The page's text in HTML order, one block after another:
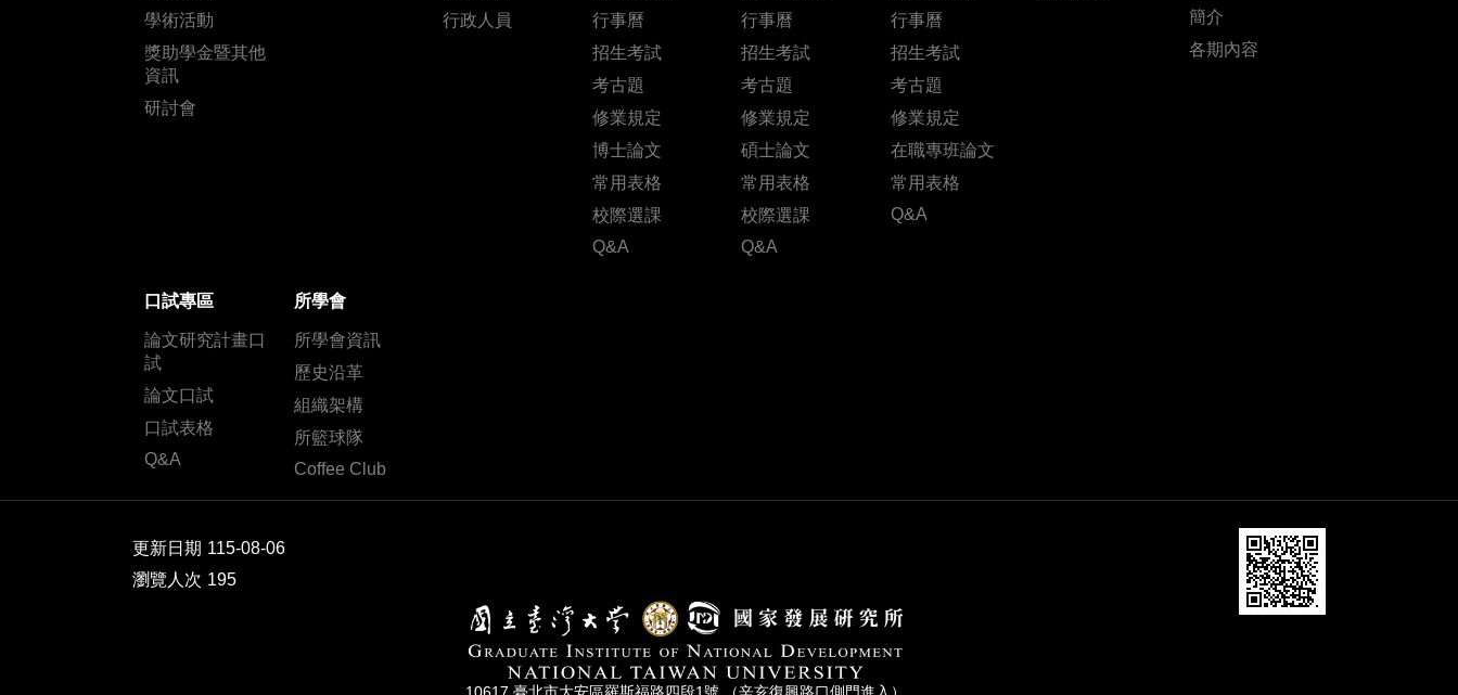
學術活動
獎助學金暨其他
資訊
研討會
行政人員
行事曆
招生考試
考古題
修業規定
博士論文
常用表格
校際選課
Q&A
行事曆
招生考試
考古題
修業規定
碩士論文
常用表格
校際選課
Q&A
行事曆
招生考試
考古題
修業規定
在職專班論文
常用表格
Q&A
簡介
各期內容
口試專區
論文研究計畫口
試
論文口試
口試表格
Q&A
所學會
所學會資訊
歷史沿革
組織架構
所籃球隊
Coffee Club
更新日期 115-08-06
瀏覽人次 195
10617 臺北市⼤安區羅斯福路四段1號 （辛亥復興路⼝側⾨進入）